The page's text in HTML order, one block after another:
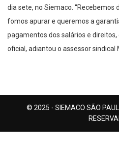
dia sete, no Siemaco. “Recebemos
fomos apurar e queremos a
pagamentos dos salários e
oficial, adiantou o assessor sindical
© 2025 - SIEMACO SÃO